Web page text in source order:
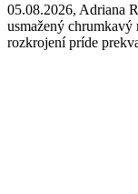
05.08.2026, Adriana
usmažený
rozkrojení príde